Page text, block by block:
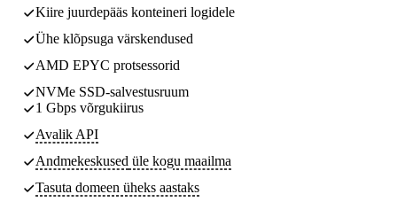
Kiire juurdepääs konteineri logidele
Ühe klõpsuga värskendused
AMD EPYC protsessorid
NVMe SSD-salvestusruum
1 Gbps võrgukiirus
Avalik API
Andmekeskused üle kogu maailma
Tasuta domeen üheks aastaks